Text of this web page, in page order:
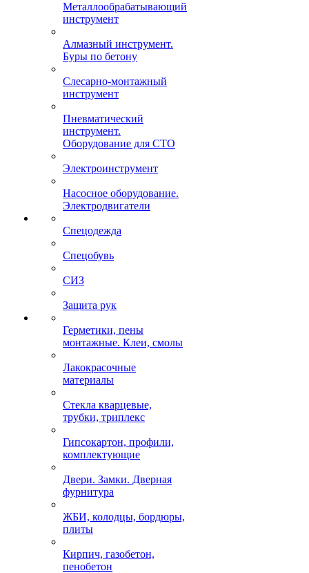
Металлообрабатывающий
инструмент
Алмазный инструмент.
Буры по бетону
Слесарно-монтажный
инструмент
Пневматический
инструмент.
Оборудование для СТО
Электроинструмент
Насосное оборудование.
Электродвигатели
Спецодежда
Спецобувь
СИЗ
Защита рук
Герметики, пены
монтажные. Клеи, смолы
Лакокрасочные
материалы
Стекла кварцевые,
трубки, триплекс
Гипсокартон, профили,
комплектующие
Двери. Замки. Дверная
фурнитура
ЖБИ, колодцы, бордюры,
плиты
Кирпич, газобетон,
пенобетон